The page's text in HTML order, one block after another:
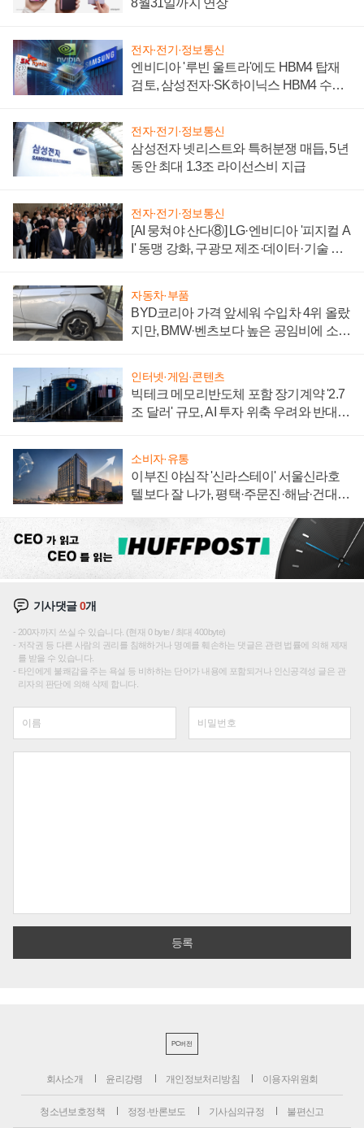
8월31일까지 연장
전자·전기·정보통신
엔비디아 '루빈 울트라'에도 HBM4 탑재
검토, 삼성전자·SK하이닉스 HBM4 수율
전자·전기·정보통신
삼성전자 넷리스트와 특허분쟁 매듭, 5년
동안 최대 1.3조 라이선스비 지급
전자·전기·정보통신
[AI 뭉쳐야 산다⑧] LG·엔비디아 '피지컬 A
I' 동맹 강화, 구광모 제조·데이터·기술 결
자동차·부품
BYD코리아 가격 앞세워 수입차 4위 올랐
지만, BMW·벤츠보다 높은 공임비에 소비
인터넷·게임·콘텐츠
빅테크 메모리반도체 포함 장기계약 '2.7
조 달러' 규모, AI 투자 위축 우려와 반대
소비자·유통
이부진 야심작 '신라스테이' 서울신라호
텔보다 잘 나가, 평택·주문진·해남·건대로
기사댓글0개
200자까지 쓰실 수 있습니다. (현재 0 byte / 최대 400byte)
저작권 등 다른 사람의 권리를 침해하거나 명예를 훼손하는 댓글은 관련 법률에 의해 제재
를 받을 수 있습니다.
타인에게 불쾌감을 주는 욕설 등 비하하는 단어가 내용에 포함되거나 인신공격성 글은 관
리자의 판단에 의해 삭제 합니다.
PC버전
회사소개 윤리강령 개인정보처리방침 이용자위원회
청소년보호정책 정정·반론보도 기사심의규정 불편신고